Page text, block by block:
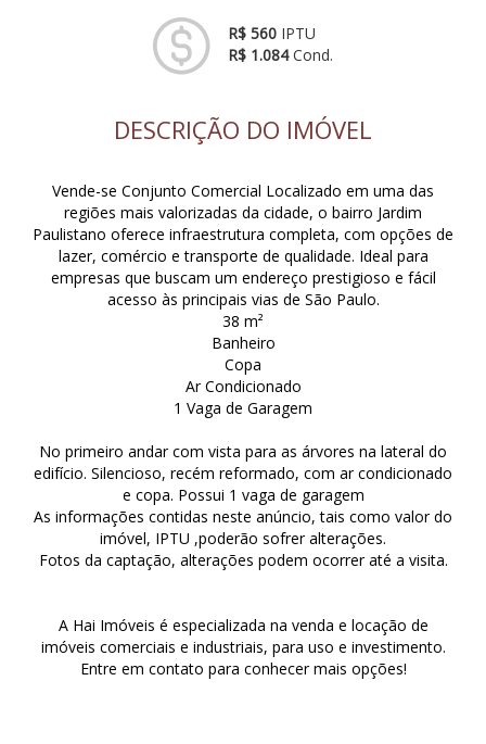
R$ 560 IPTU
R$ 1.084Cond.
DESCRIÇÃO DO IMÓVEL
Vende-se Conjunto Comercial Localizado em uma das
regiões mais valorizadas da cidade, o bairro Jardim
Paulistano oferece infraestrutura completa, com opções de
lazer, comércio e transporte de qualidade. Ideal para
empresas que buscam um endereço prestigioso e fácil
acesso às principais vias de São Paulo.
38 m²
Banheiro
Copa
Ar Condicionado
1 Vaga de Garagem
No primeiro andar com vista para as árvores na lateral do
edifício. Silencioso, recém reformado, com ar condicionado
e copa. Possui 1 vaga de garagem
As informações contidas neste anúncio, tais como valor do
imóvel, IPTU ,poderão sofrer alterações.
Fotos da captação, alterações podem ocorrer até a visita.
A Hai Imóveis é especializada na venda e locação de
imóveis comerciais e industriais, para uso e investimento.
Entre em contato para conhecer mais opções!